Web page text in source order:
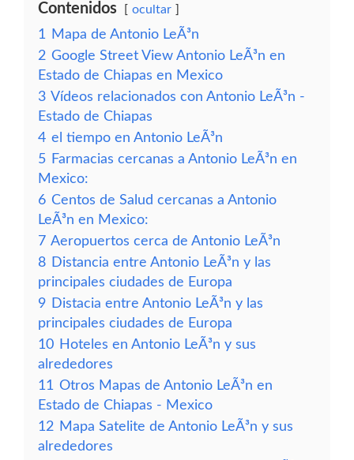
Contenidos ocultar
1
Mapa de Antonio LeÃ³n
2 Google Street View Antonio LeÃ³n en
Estado de Chiapas en Mexico
3 Vídeos relacionados con Antonio LeÃ³n -
Estado de Chiapas
4 el tiempo en Antonio LeÃ³n
5 Farmacias cercanas a Antonio LeÃ³n en
Mexico:
6 Centos de Salud cercanas a Antonio
LeÃ³n en Mexico:
7 Aeropuertos cerca de Antonio LeÃ³n
8 Distancia entre Antonio LeÃ³n y las
principales ciudades de Europa
9 Distacia entre Antonio LeÃ³n y las
principales ciudades de Europa
10 Hoteles en Antonio LeÃ³n y sus
alrededores
11 Otros Mapas de Antonio LeÃ³n en
Estado de Chiapas - Mexico
12 Mapa Satelite de Antonio LeÃ³n y sus
alrededores